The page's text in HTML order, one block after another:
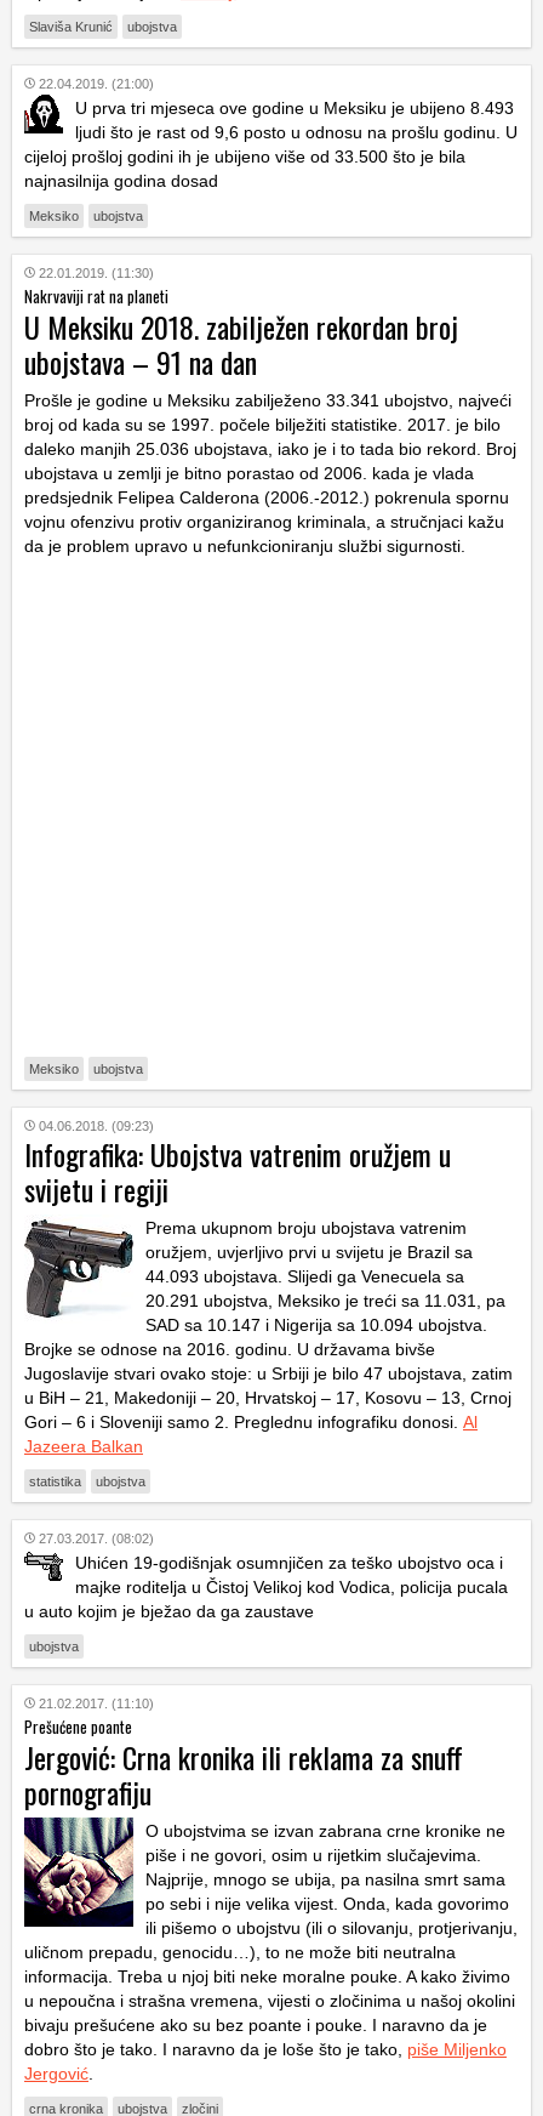
Slaviša Krunić ubojstva
22.04.2019. (21:00)
U prva tri mjeseca ove godine u Meksiku je ubijeno 8.493
ljudi što je rast od 9,6 posto u odnosu na prošlu godinu. U
cijeloj prošloj godini ih je ubijeno više od 33.500 što je bila
najnasilnija godina dosad
Meksiko ubojstva
22.01.2019. (11:30)
Nakrvaviji rat na planeti
U Meksiku 2018. zabilježen rekordan broj
ubojstava – 91 na dan
Prošle je godine u Meksiku zabilježeno 33.341 ubojstvo, najveći
broj od kada su se 1997. počele bilježiti statistike. 2017. je bilo
daleko manjih 25.036 ubojstava, iako je i to tada bio rekord. Broj
ubojstava u zemlji je bitno porastao od 2006. kada je vlada
predsjednik Felipea Calderona (2006.-2012.) pokrenula spornu
vojnu ofenzivu protiv organiziranog kriminala, a stručnjaci kažu
da je problem upravo u nefunkcioniranju službi sigurnosti.
Meksiko ubojstva
04.06.2018. (09:23)
Infografika: Ubojstva vatrenim oružjem u
svijetu i regiji
Prema ukupnom broju ubojstava vatrenim
oružjem, uvjerljivo prvi u svijetu je Brazil sa
44.093 ubojstava. Slijedi ga Venecuela sa
20.291 ubojstva, Meksiko je treći sa 11.031, pa
SAD sa 10.147 i Nigerija sa 10.094 ubojstva.
Brojke se odnose na 2016. godinu. U državama bivše
Jugoslavije stvari ovako stoje: u Srbiji je bilo 47 ubojstava, zatim
u BiH – 21, Makedoniji – 20, Hrvatskoj – 17, Kosovu – 13, Crnoj
Gori – 6 i Sloveniji samo 2. Preglednu infografiku donosi. Al
Jazeera Balkan
statistika ubojstva
27.03.2017. (08:02)
Uhićen 19-godišnjak osumnjičen za teško ubojstvo oca i
majke roditelja u Čistoj Velikoj kod Vodica, policija pucala
u auto kojim je bježao da ga zaustave
ubojstva
21.02.2017. (11:10)
Prešućene poante
Jergović: Crna kronika ili reklama za snuff
pornografiju
O ubojstvima se izvan zabrana crne kronike ne
piše i ne govori, osim u rijetkim slučajevima.
Najprije, mnogo se ubija, pa nasilna smrt sama
po sebi i nije velika vijest. Onda, kada govorimo
ili pišemo o ubojstvu (ili o silovanju, protjerivanju,
uličnom prepadu, genocidu…), to ne može biti neutralna
informacija. Treba u njoj biti neke moralne pouke. A kako živimo
u nepoučna i strašna vremena, vijesti o zločinima u našoj okolini
bivaju prešućene ako su bez poante i pouke. I naravno da je
dobro što je tako. I naravno da je loše što je tako, piše Miljenko
Jergović.
crna kronika ubojstva zločini